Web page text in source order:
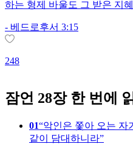
하는 형제 바울도 그 받은 지
- 베드로후서 3:15
248
잠언 28장 한 번에
01 악인은 쫓아 오는 자
같이 담대하니라